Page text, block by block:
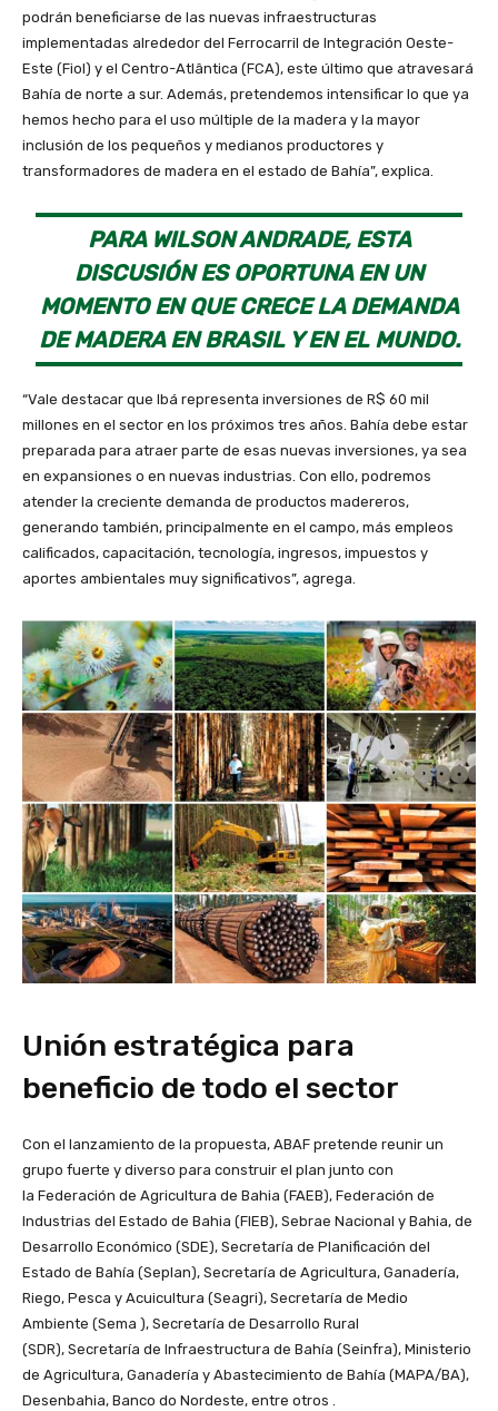
podrán beneficiarse de las nuevas infraestructuras
implementadas alrededor del Ferrocarril de Integración Oeste-
Este (Fiol) y el Centro-Atlântica (FCA), este último que atravesará
Bahía de norte a sur. Además, pretendemos intensificar lo que ya
hemos hecho para el uso múltiple de la madera y la mayor
inclusión de los pequeños y medianos productores y
transformadores de madera en el estado de Bahía”, explica.
PARA WILSON ANDRADE, ESTA
DISCUSIÓN ES OPORTUNA EN UN
MOMENTO EN QUE CRECE LA DEMANDA
DE MADERA EN BRASIL Y EN EL MUNDO.
“Vale destacar que Ibá representa inversiones de R$ 60 mil
millones en el sector en los próximos tres años. Bahía debe estar
preparada para atraer parte de esas nuevas inversiones, ya sea
en expansiones o en nuevas industrias. Con ello, podremos
atender la creciente demanda de productos madereros,
generando también, principalmente en el campo, más empleos
calificados, capacitación, tecnología, ingresos, impuestos y
aportes ambientales muy significativos”, agrega.
Unión estratégica para
beneficio de todo el sector
Con el lanzamiento de la propuesta, ABAF pretende reunir un
grupo fuerte y diverso para construir el plan junto con
la Federación de Agricultura de Bahia (FAEB), Federación de
Industrias del Estado de Bahia (FIEB), Sebrae Nacional y Bahia, de
Desarrollo Económico (SDE), Secretaría de Planificación del
Estado de Bahía (Seplan), Secretaría de Agricultura, Ganadería,
Riego, Pesca y Acuicultura (Seagri), Secretaría de Medio
Ambiente (Sema ), Secretaría de Desarrollo Rural
(SDR), Secretaría de Infraestructura de Bahía (Seinfra), Ministerio
de Agricultura, Ganadería y Abastecimiento de Bahía (MAPA/BA),
Desenbahia, Banco do Nordeste, entre otros .